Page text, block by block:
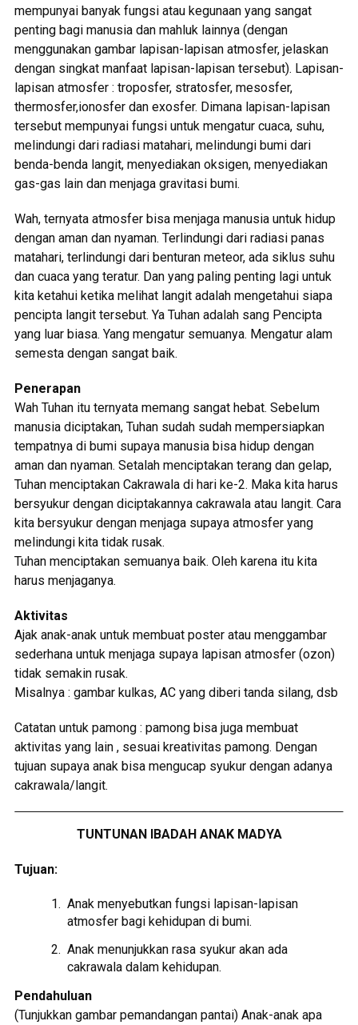
mempunyai banyak fungsi atau kegunaan yang sangat
penting bagi manusia dan mahluk lainnya (dengan
menggunakan gambar lapisan-lapisan atmosfer, jelaskan
dengan singkat manfaat lapisan-lapisan tersebut). Lapisan-
lapisan atmosfer : troposfer, stratosfer, mesosfer,
thermosfer,ionosfer dan exosfer. Dimana lapisan-lapisan
tersebut mempunyai fungsi untuk mengatur cuaca, suhu,
melindungi dari radiasi matahari, melindungi bumi dari
benda-benda langit, menyediakan oksigen, menyediakan
gas-gas lain dan menjaga gravitasi bumi.
Wah, ternyata atmosfer bisa menjaga manusia untuk hidup
dengan aman dan nyaman. Terlindungi dari radiasi panas
matahari, terlindungi dari benturan meteor, ada siklus suhu
dan cuaca yang teratur. Dan yang paling penting lagi untuk
kita ketahui ketika melihat langit adalah mengetahui siapa
pencipta langit tersebut. Ya Tuhan adalah sang Pencipta
yang luar biasa. Yang mengatur semuanya. Mengatur alam
semesta dengan sangat baik.
Penerapan
Wah Tuhan itu ternyata memang sangat hebat. Sebelum
manusia diciptakan, Tuhan sudah sudah mempersiapkan
tempatnya di bumi supaya manusia bisa hidup dengan
aman dan nyaman. Setalah menciptakan terang dan gelap,
Tuhan menciptakan Cakrawala di hari ke-2. Maka kita harus
bersyukur dengan diciptakannya cakrawala atau langit. Cara
kita bersyukur dengan menjaga supaya atmosfer yang
melindungi kita tidak rusak.
Tuhan menciptakan semuanya baik. Oleh karena itu kita
harus menjaganya.
Aktivitas
Ajak anak-anak untuk membuat poster atau menggambar
sederhana untuk menjaga supaya lapisan atmosfer (ozon)
tidak semakin rusak.
Misalnya : gambar kulkas, AC yang diberi tanda silang, dsb
Catatan untuk pamong : pamong bisa juga membuat
aktivitas yang lain , sesuai kreativitas pamong. Dengan
tujuan supaya anak bisa mengucap syukur dengan adanya
cakrawala/langit.
TUNTUNAN IBADAH ANAK MADYA
Tujuan:
Anak menyebutkan fungsi lapisan-lapisan
atmosfer bagi kehidupan di bumi.
Anak menunjukkan rasa syukur akan ada
cakrawala dalam kehidupan.
Pendahuluan
(Tunjukkan gambar pemandangan pantai) Anak-anak apa